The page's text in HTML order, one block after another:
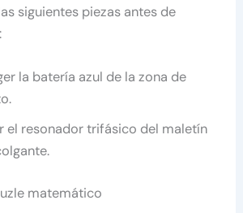
siguientes piezas antes de
la batería azul de la zona de
el resonador trifásico del maletín
matemático